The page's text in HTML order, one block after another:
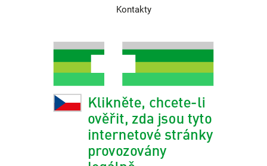
Kontakty